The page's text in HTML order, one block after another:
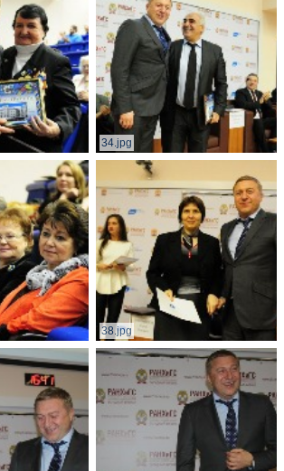
34.jpg
38.jpg